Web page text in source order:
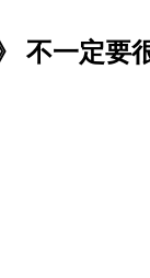
不一定要